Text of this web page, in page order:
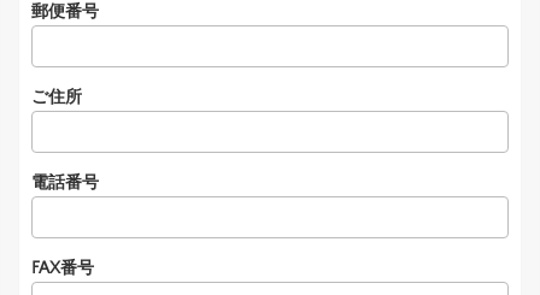
郵便番号
ご住所
電話番号
FAX番号